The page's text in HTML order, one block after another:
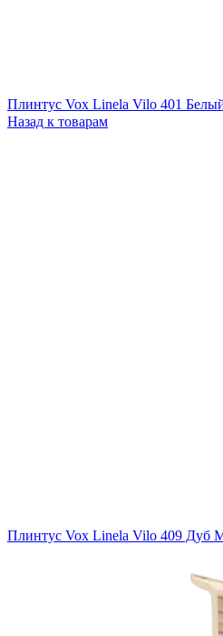
Плинтус Vox Linela Vilo 401
Назад к товарам
Плинтус Vox Linela Vilo 409 Дуб